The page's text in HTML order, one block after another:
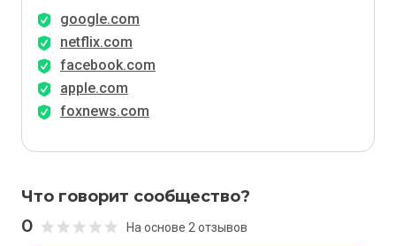
google.com
netflix.com
facebook.com
apple.com
foxnews.com
Что говорит сообщество?
0 На основе 2 отзывов